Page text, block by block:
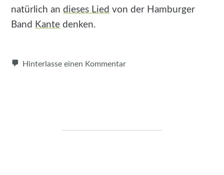
natürlich andieses Lied von der Hamburger
Band Kante denken.
Hinterlasse einen Kommentar